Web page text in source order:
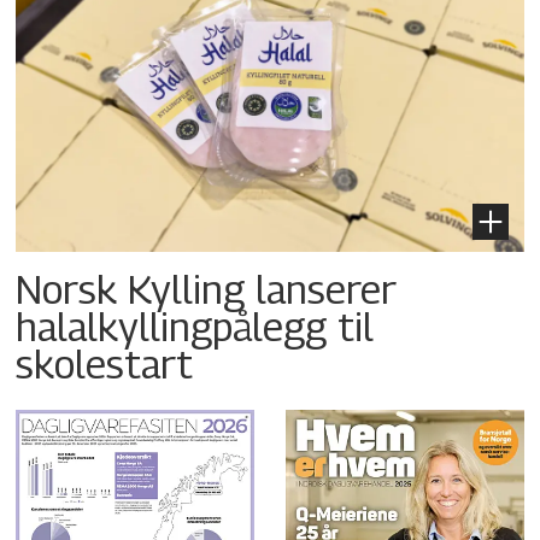
Norsk Kylling lanserer
halalkyllingpålegg til
skolestart